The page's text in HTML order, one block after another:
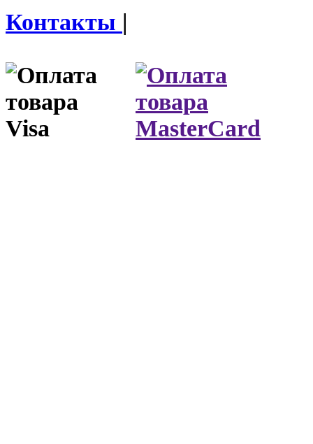
Контакты |